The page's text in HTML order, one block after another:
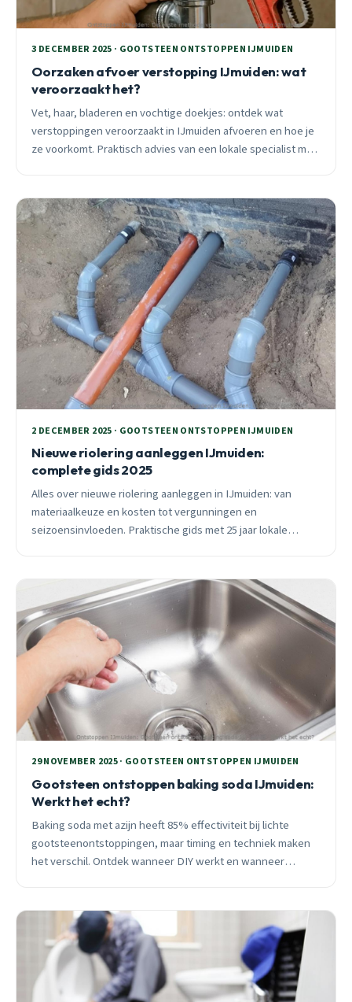
3 DECEMBER 2025 · GOOTSTEEN ONTSTOPPEN IJMUIDEN
Oorzaken afvoer verstopping IJmuiden: wat
veroorzaakt het?
Vet, haar, bladeren en vochtige doekjes: ontdek wat
verstoppingen veroorzaakt in IJmuiden afvoeren en hoe je
ze voorkomt. Praktisch advies van een lokale specialist met
2 DECEMBER 2025 · GOOTSTEEN ONTSTOPPEN IJMUIDEN
Nieuwe riolering aanleggen IJmuiden:
complete gids 2025
Alles over nieuwe riolering aanleggen in IJmuiden: van
materiaalkeuze en kosten tot vergunningen en
seizoensinvloeden. Praktische gids met 25 jaar lokale
29 NOVEMBER 2025 · GOOTSTEEN ONTSTOPPEN IJMUIDEN
Gootsteen ontstoppen baking soda IJmuiden:
Werkt het echt?
Baking soda met azijn heeft 85% effectiviteit bij lichte
gootsteenontstoppingen, maar timing en techniek maken
het verschil. Ontdek wanneer DIY werkt en wanneer